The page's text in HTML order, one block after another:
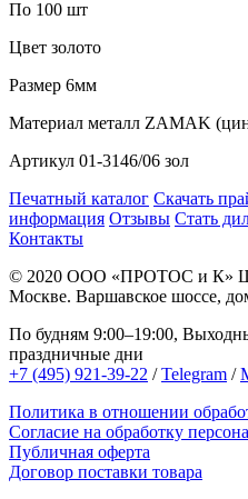
По 100 шт
Цвет золото
Размер 6мм
Материал металл ZAMAK
Артикул 01-3146/06 зол
Печатный каталог Скачать
информация Отзывы Стать
Контакты
© 2020 ООО «ПРОТОС и К»
Москве. Варшавское шоссе,
По будням 9:00–19:00,
праздничные дни
+7 (495) 921-39-22 /Telegram /
Политика в отношении
Согласие на обработку
Публичная оферта
Договор поставки товара